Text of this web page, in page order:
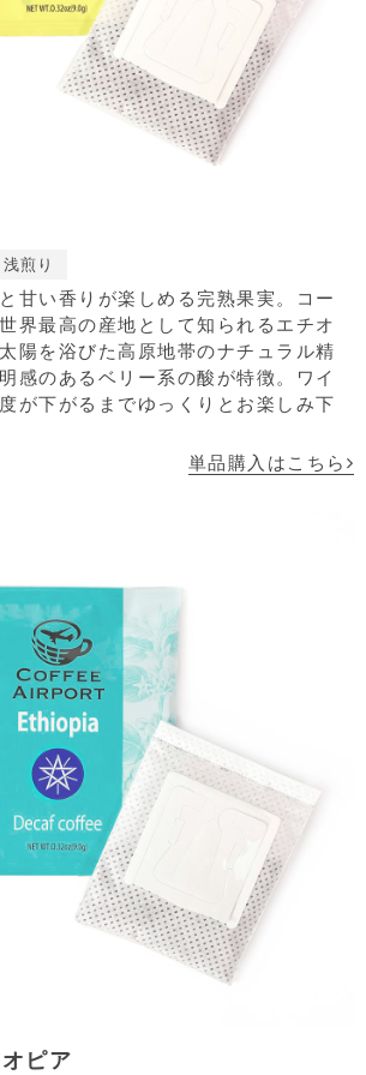
浅煎り
甘い香りが楽しめる完熟果実。コー
界最高の産地として知られるエチオ
陽を浴びた高原地帯のナチュラル精
感のあるベリー系の酸が特徴。ワイ
が下がるまでゆっくりとお楽しみ下
単品購入はこちら
ピア